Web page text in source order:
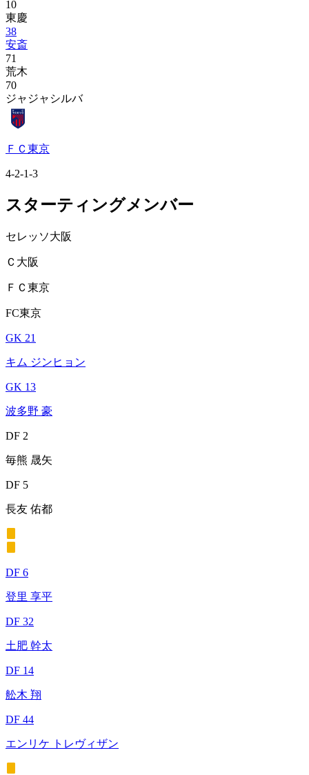
10
東慶
38
安斎
71
荒木
70
ジャジャシルバ
ＦＣ東京
4-2-1-3
スターティングメンバー
セレッソ大阪
Ｃ大阪
ＦＣ東京
FC東京
GK 21
キム ジンヒョン
GK 13
波多野 豪
DF 2
毎熊 晟矢
DF 5
長友 佑都
DF 6
登里 享平
DF 32
土肥 幹太
DF 14
舩木 翔
DF 44
エンリケ トレヴィザン